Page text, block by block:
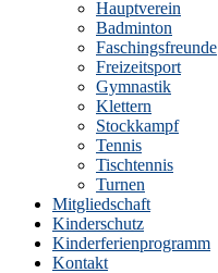
Hauptverein
Badminton
Faschingsfreunde
Freizeitsport
Gymnastik
Klettern
Stockkampf
Tennis
Tischtennis
Turnen
Mitgliedschaft
Kinderschutz
Kinderferienprogramm
Kontakt